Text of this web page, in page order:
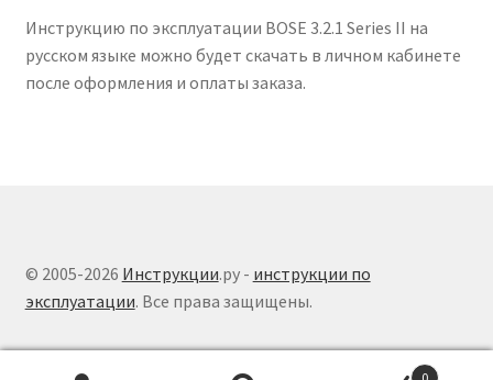
Инструкцию по эксплуатации BOSE 3.2.1 Series II на
русском языке можно будет скачать в личном кабинете
после оформления и оплаты заказа.
© 2005-2026 Инструкции.ру - инструкции по
эксплуатации. Все права защищены.